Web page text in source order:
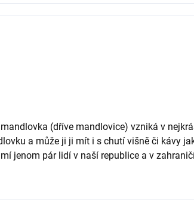
(dříve mandlovice) vzniká v
a může ji ji mít i s chutí višně či kávy
jenom pár lidí v naší republice a v